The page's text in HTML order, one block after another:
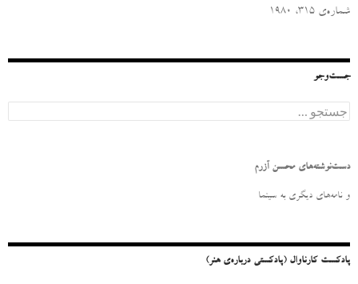
شماره‌ی ۳۱۵، ۱۹۸۰
جست‌وجو
ج
س
و
ر
دست‌نوشته‌های محسن آزرم
و نامه‌‌های دیگری به سینما
پادکست کارناوال (پادکستی درباره‌ی هنر)